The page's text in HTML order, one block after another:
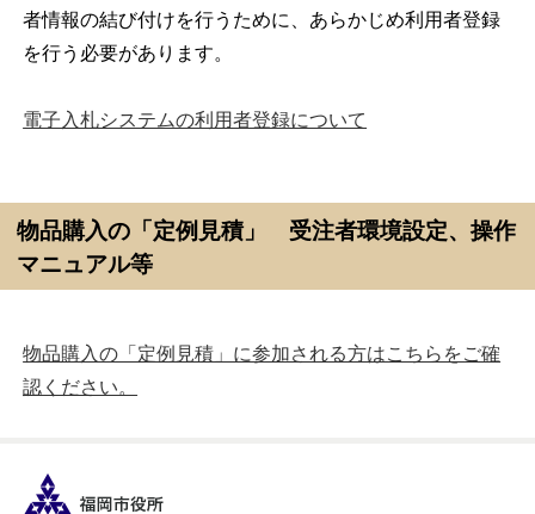
者情報の結び付けを行うために、あらかじめ利用者登録
を行う必要があります。
電子入札システムの利用者登録について
物品購入の「定例見積」 受注者環境設定、操作
マニュアル等
物品購入の「定例見積」に参加される方はこちらをご確
認ください。